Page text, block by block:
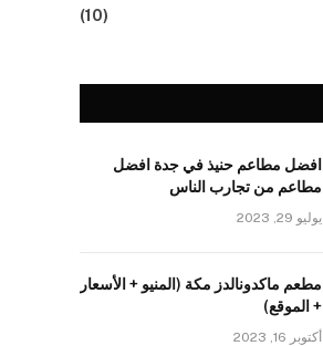
(10)
افضل مطاعم حنيذ في جدة افضل
مطاعم من تجارب الناس
يوليو 29, 2023
مطعم ماكدونالدز مكة (المنيو + الأسعار
+ الموقع)
أكتوبر 16, 2023